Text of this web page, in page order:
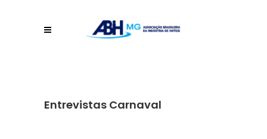
Entrevistas Carnaval